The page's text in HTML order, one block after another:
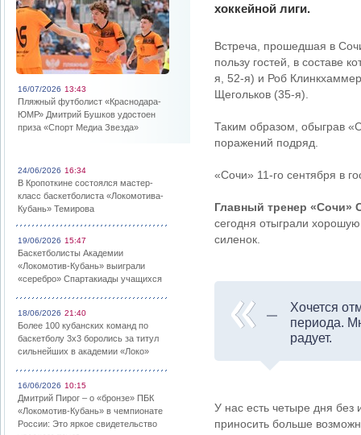
16/07/2026 13:43
Пляжный футболист «Краснодара-
ЮМР» Дмитрий Бушков удостоен
приза «Спорт Медиа Звезда»
24/06/2026 16:34
В Кропоткине состоялся мастер-
класс баскетболиста «Локомотива-
Кубань» Темирова
19/06/2026 15:47
Баскетболисты Академии
«Локомотив-Кубань» выиграли
«серебро» Спартакиады учащихся
18/06/2026 21:40
Более 100 кубанских команд по
баскетболу 3х3 боролись за титул
сильнейших в академии «Локо»
16/06/2026 10:15
Дмитрий Пирог – о «бронзе» ПБК
«Локомотив-Кубань» в чемпионате
России: Это яркое свидетельство
хоккейной лиги.
Встреча, прошедшая в
пользу гостей, в составе
я, 52-я) и Роб
Щегольков (35-я).
Таким образом, обыграв
поражений подряд.
«Сочи» 11-го сентября в
Главный тренер «Сочи»
сегодня отыграли
силенок.
Хочется
периода.
радует.
У нас есть четыре дня
приносить больше